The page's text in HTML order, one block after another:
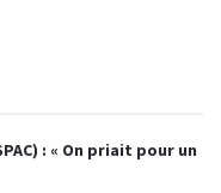
: « On priait pour un